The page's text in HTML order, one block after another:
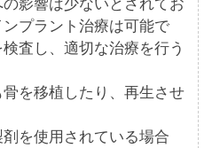
影響は少ないとされてお
プラント治療は可能で
査し、適切な治療を行う
を移植したり、再生させ
を使用されている場合